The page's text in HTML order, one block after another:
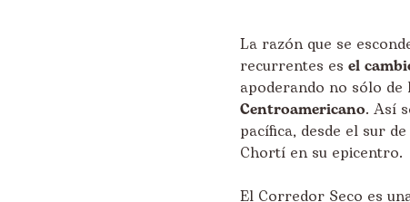
La razón que se
recurrentes es el
apoderando no sólo
Centroamericano. Así
pacífica, desde el sur
Chortí en su epicentro.
El Corredor Seco es